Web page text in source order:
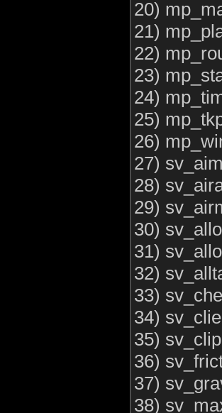
20)
21)
22)
23)
24)
25)
26)
27)
28)
29)
30)
31)
32)
33)
34)
35)
36)
37)
38)